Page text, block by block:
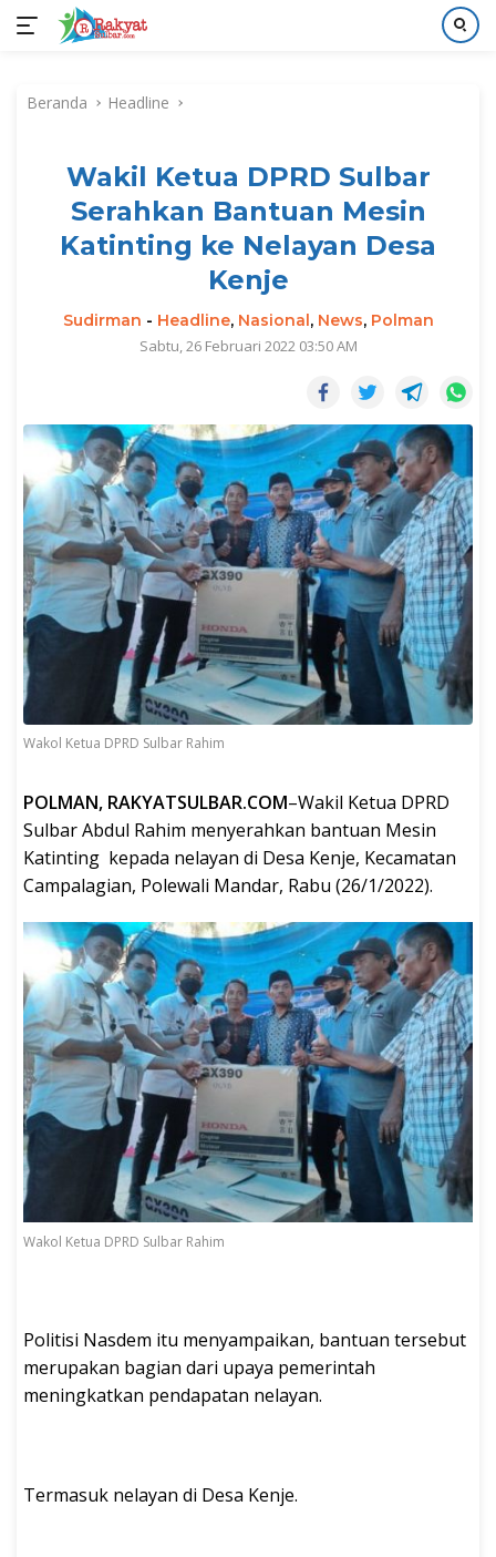
kontenBeranda Headline
Wakil Ketua DPRD Sulbar
Serahkan Bantuan Mesin
Katinting ke Nelayan Desa
Kenje
Sudirman - Headline, Nasional, News, Polman
Sabtu, 26 Februari 2022 03:50 AM
Wakol Ketua DPRD Sulbar Rahim
POLMAN, RAKYATSULBAR.COM–Wakil Ketua DPRD
Sulbar Abdul Rahim menyerahkan bantuan Mesin
Katinting kepada nelayan di Desa Kenje, Kecamatan
Campalagian, Polewali Mandar, Rabu (26/1/2022).
Wakol Ketua DPRD Sulbar Rahim
Politisi Nasdem itu menyampaikan, bantuan tersebut
merupakan bagian dari upaya pemerintah
meningkatkan pendapatan nelayan.
Termasuk nelayan di Desa Kenje.